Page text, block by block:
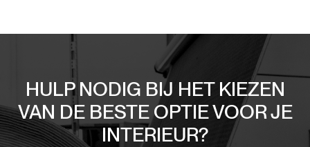
HULP NODIG BIJ HET KIEZEN
VAN DE BESTE OPTIE VOOR JE
INTERIEUR?